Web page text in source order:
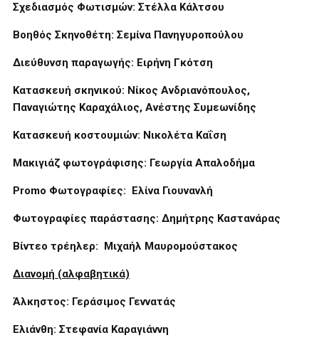
Σχεδιασμός Φωτισμών: Στέλλα Κάλτσου
Βοηθός Σκηνοθέτη: Σεμίνα Πανηγυροπούλου
Διεύθυνση παραγωγής: Ειρήνη Γκότση
Κατασκευή σκηνικού: Νίκος Ανδριανόπουλος,
Παναγιώτης Καραχάλιος, Ανέστης Συμεωνίδης
Κατασκευή κοστουμιών: Νικολέτα Καΐση
Μακιγιάζ φωτογράφισης: Γεωργία Απαλοδήμα
Promo Φωτογραφίες: Ελίνα Γιουνανλή
Φωτογραφίες παράστασης: Δημήτρης Καστανάρας
Βίντεο τρέηλερ: Μιχαήλ Μαυρομούστακος
Διανομή (αλφαβητικά)
Άλκηστος: Γεράσιμος Γεννατάς
Ελιάνθη: Στεφανία Καραγιάννη